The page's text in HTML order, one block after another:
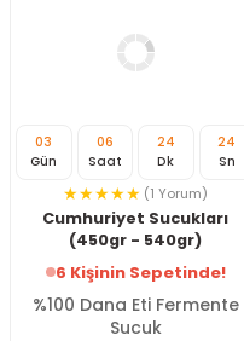
03
Gün
06
Saat
24
Dk
22
Sn
(1 Yorum)
Cumhuriyet Sucukları
(450gr - 540gr)
6 Kişinin Sepetinde!
%100 Dana Eti Fermente
Sucuk